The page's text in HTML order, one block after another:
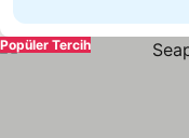
Popüler Tercih